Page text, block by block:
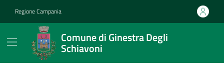
Regione Campania
Comune di Ginestra Degli
Schiavoni